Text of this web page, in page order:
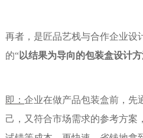
再者，是匠品艺栈与合作企业设
的“以结果为导向的包装盒设计
即：企业在做产品包装盒前，先
己，又符合市场需求的参考方案